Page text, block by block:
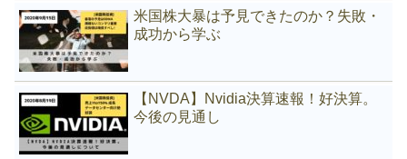
米国株大暴は予見できたのか？失敗・
成功から学ぶ
【NVDA】Nvidia決算速報！好決算。
今後の見通し